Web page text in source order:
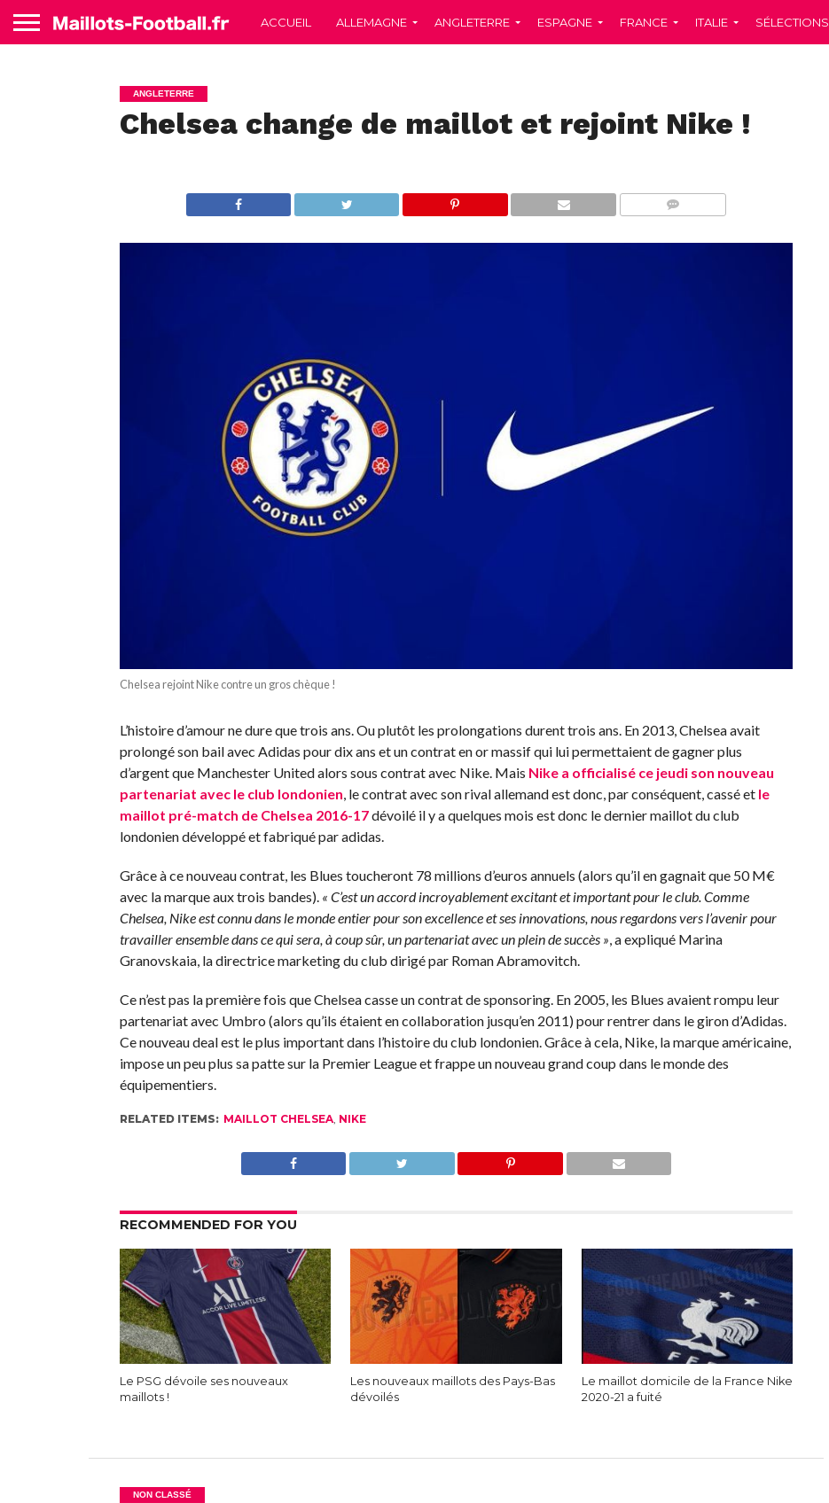
ACCUEIL ALLEMAGNE ANGLETERRE ESPAGNE FRANCE ITALIE SÉLECTIONS
ANGLETERRE
Chelsea change de maillot et rejoint Nike !
Chelsea rejoint Nike contre un gros chèque !
L’histoire d’amour ne dure que trois ans. Ou plutôt les prolongations durent trois ans. En 2013, Chelsea avait
prolongé son bail avec Adidas pour dix ans et un contrat en or massif qui lui permettaient de gagner plus
d’argent que Manchester United alors sous contrat avec Nike. Mais Nike a officialisé ce jeudi son nouveau
partenariat avec le club londonien , le contrat avec son rival allemand est donc, par conséquent, cassé et le
maillot pré-match de Chelsea 2016-17dévoilé il y a quelques mois est donc le dernier maillot du club
londonien développé et fabriqué par adidas.
Grâce à ce nouveau contrat, les Blues toucheront 78 millions d’euros annuels (alors qu’il en gagnait que 50 M€
avec la marque aux trois bandes). « C’est un accord incroyablement excitant et important pour le club. Comme
Chelsea, Nike est connu dans le monde entier pour son excellence et ses innovations, nous regardons vers l’avenir pour
travailler ensemble dans ce qui sera, à coup sûr, un partenariat avec un plein de succès » , a expliqué Marina
Granovskaia, la directrice marketing du club dirigé par Roman Abramovitch.
Ce n’est pas la première fois que Chelsea casse un contrat de sponsoring. En 2005, les Blues avaient rompu leur
partenariat avec Umbro (alors qu’ils étaient en collaboration jusqu’en 2011) pour rentrer dans le giron d’Adidas.
Ce nouveau deal est le plus important dans l’histoire du club londonien. Grâce à cela, Nike, la marque américaine,
impose un peu plus sa patte sur la Premier League et frappe un nouveau grand coup dans le monde des
équipementiers.
RELATED ITEMS: MAILLOT CHELSEA, NIKE
RECOMMENDED FOR YOU
Le PSG dévoile ses nouveaux
maillots !
Les nouveaux maillots des Pays-Bas
dévoilés
Le maillot domicile de la France Nike
2020-21 a fuité
NON CLASSÉ